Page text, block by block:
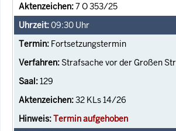
7 O 353/25
09:30 Uhr
Fortsetzungstermin
Strafsache vor der Großen
129
32 KLs 14/26
Termin aufgehoben